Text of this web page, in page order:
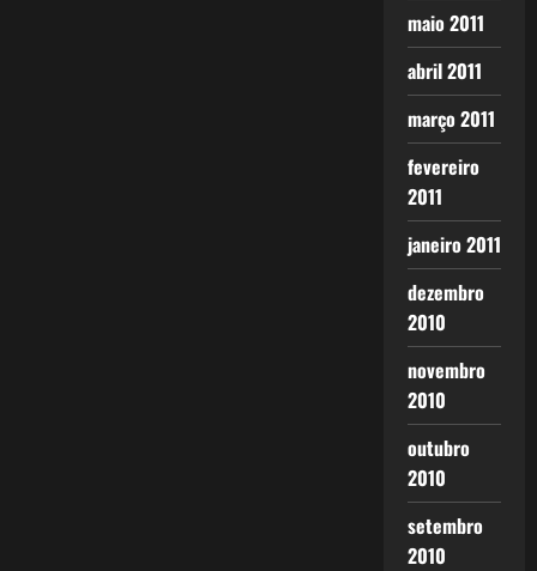
maio 2011
abril 2011
março 2011
fevereiro
2011
janeiro 2011
dezembro
2010
novembro
2010
outubro
2010
setembro
2010